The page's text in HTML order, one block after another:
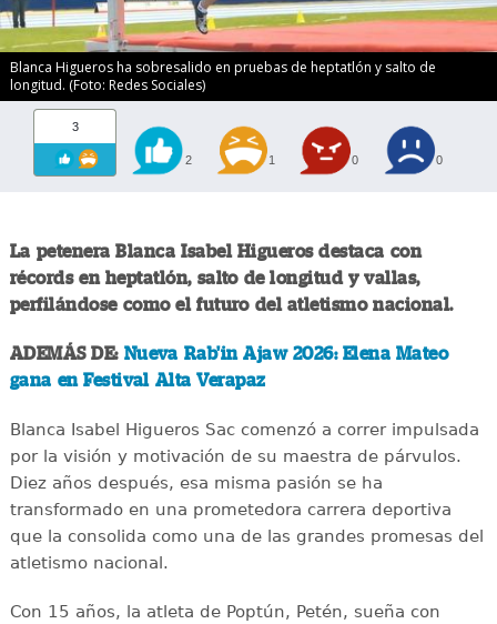
Blanca Higueros ha sobresalido en pruebas de heptatlón y salto de
longitud. (Foto: Redes Sociales)
3
2 1 0 0
La petenera Blanca Isabel Higueros destaca con
récords en heptatlón, salto de longitud y vallas,
perfilándose como el futuro del atletismo nacional.
ADEMÁS DE: Nueva Rab'in Ajaw 2026: Elena Mateo
gana en Festival Alta Verapaz
Blanca Isabel Higueros Sac comenzó a correr impulsada
por la visión y motivación de su maestra de párvulos.
Diez años después, esa misma pasión se ha
transformado en una prometedora carrera deportiva
que la consolida como una de las grandes promesas del
atletismo nacional.
Con 15 años, la atleta de Poptún, Petén, sueña con